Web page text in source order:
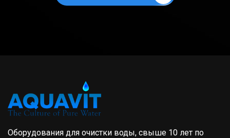
Оборудования для очистки воды, свыше 10 лет по